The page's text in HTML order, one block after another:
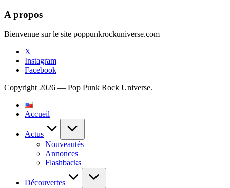
A propos
Bienvenue sur le site poppunkrockuniverse.com
X
Instagram
Facebook
Copyright 2026 — Pop Punk Rock Universe.
Accueil
Actus
Nouveautés
Annonces
Flashbacks
Découvertes